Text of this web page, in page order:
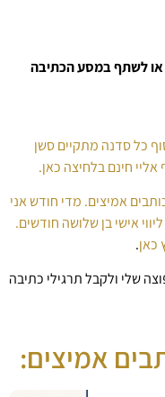
או לשתף במסע הכתיבה
כל סדנה מתקיים סשן
חינם בלחיצה כאן.
אמיצים. מדי חודש אני
אישי בן שלושה חודשים.
כאן.
שלי ולקבל תרגילי כתיבה
אמיצים: